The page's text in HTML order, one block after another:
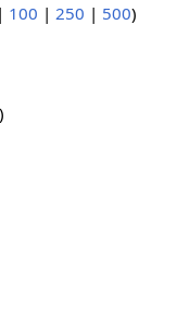
| 100 | 250 | 500)